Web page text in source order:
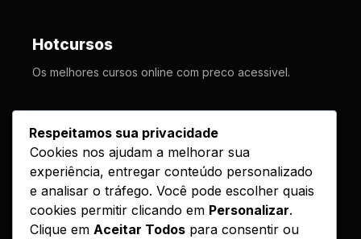
Hotcursos
Os melhores cursos online com preco acessivel.
Cursos
Como Funciona
Contato
Politica de Entrega
Respeitamos sua privacidade
Cookies nos ajudam a melhorar sua
experiência, entregar conteúdo personalizado
e analisar o tráfego. Você pode escolher quais
cookies permitir clicando em Personalizar.
Clique em Aceitar Todos para consentir ou